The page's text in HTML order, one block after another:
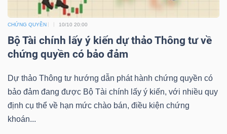
CHỨNG QUYỀN 10/10 20:00
Bộ Tài chính lấy ý kiến dự thảo Thông tư về
chứng quyền có bảo đảm
Dự thảo Thông tư hướng dẫn phát hành chứng quyền có
bảo đảm đang được Bộ Tài chính lấy ý kiến, với nhiều quy
định cụ thể về hạn mức chào bán, điều kiện chứng
khoán...
CÔNG
NGHIỆP
TIÊU
DÙNG
KHÔNG
THIẾT